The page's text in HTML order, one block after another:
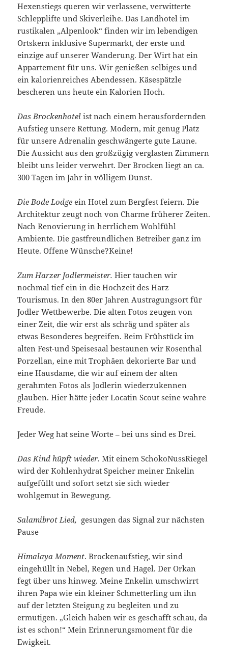
Hexenstiegs queren wir verlassene, verwitterte
Schlepplifte und Skiverleihe. Das Landhotel im
rustikalen „Alpenlook“ finden wir im lebendigen
Ortskern inklusive Supermarkt, der erste und
einzige auf unserer Wanderung. Der Wirt hat ein
Appartement für uns. Wir genießen selbiges und
ein kalorienreiches Abendessen. Käsespätzle
bescheren uns heute ein Kalorien Hoch.
Das Brockenhotel ist nach einem herausfordernden
Aufstieg unsere Rettung. Modern, mit genug Platz
für unsere Adrenalin geschwängerte gute Laune.
Die Aussicht aus den großzügig verglasten Zimmern
bleibt uns leider verwehrt. Der Brocken liegt an ca.
300 Tagen im Jahr in völligem Dunst.
Die Bode Lodge ein Hotel zum Bergfest feiern. Die
Architektur zeugt noch von Charme früherer Zeiten.
Nach Renovierung in herrlichem Wohlfühl
Ambiente. Die gastfreundlichen Betreiber ganz im
Heute. Offene Wünsche?Keine!
Zum Harzer Jodlermeister. Hier tauchen wir
nochmal tief ein in die Hochzeit des Harz
Tourismus. In den 80er Jahren Austragungsort für
Jodler Wettbewerbe. Die alten Fotos zeugen von
einer Zeit, die wir erst als schräg und später als
etwas Besonderes begreifen. Beim Frühstück im
alten Fest-und Speisesaal bestaunen wir Rosenthal
Porzellan, eine mit Trophäen dekorierte Bar und
eine Hausdame, die wir auf einem der alten
gerahmten Fotos als Jodlerin wiederzukennen
glauben. Hier hätte jeder Locatin Scout seine wahre
Freude.
Jeder Weg hat seine Worte – bei uns sind es Drei.
Das Kind hüpft wieder.Mit einem SchokoNussRiegel
wird der Kohlenhydrat Speicher meiner Enkelin
aufgefüllt und sofort setzt sie sich wieder
wohlgemut in Bewegung.
Salamibrot Lied, gesungen das Signal zur nächsten
Pause
Himalaya Moment. Brockenaufstieg, wir sind
eingehüllt in Nebel, Regen und Hagel. Der Orkan
fegt über uns hinweg. Meine Enkelin umschwirrt
ihren Papa wie ein kleiner Schmetterling um ihn
auf der letzten Steigung zu begleiten und zu
ermutigen. „Gleich haben wir es geschafft schau, da
ist es schon!“ Mein Erinnerungsmoment für die
Ewigkeit.